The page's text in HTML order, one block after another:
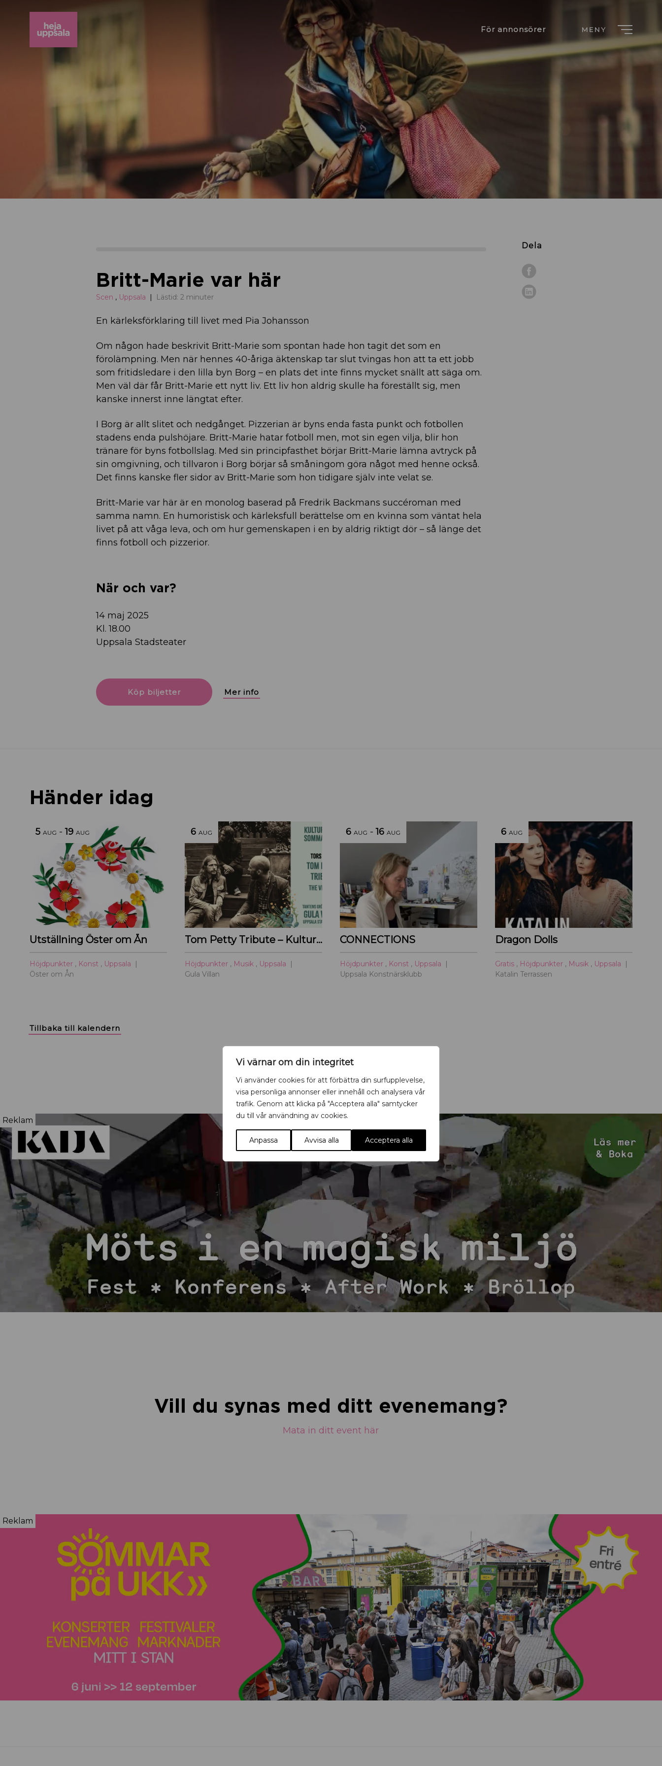
Vi värnar om din integritet
Vi använder cookies för att förbättra din surfupplevelse,
visa personliga annonser eller innehåll och analysera vår
trafik. Genom att klicka på "Acceptera alla" samtycker
du till vår användning av cookies.
Anpassa Avvisa alla Acceptera alla
För annonsörer MENY
Dela
Britt-Marie var här
Scen , Uppsala Lästid: 2 minuter
En kärleksförklaring till livet med Pia Johansson
Om någon hade beskrivit Britt-Marie som spontan hade hon tagit det som en
förolämpning. Men när hennes 40-åriga äktenskap tar slut tvingas hon att ta ett jobb
som fritidsledare i den lilla byn Borg – en plats det inte finns mycket snällt att säga om.
Men väl där får Britt-Marie ett nytt liv. Ett liv hon aldrig skulle ha föreställt sig, men
kanske innerst inne längtat efter.
I Borg är allt slitet och nedgånget. Pizzerian är byns enda fasta punkt och fotbollen
stadens enda pulshöjare. Britt-Marie hatar fotboll men, mot sin egen vilja, blir hon
tränare för byns fotbollslag. Med sin principfasthet börjar Britt-Marie lämna avtryck på
sin omgivning, och tillvaron i Borg börjar så småningom göra något med henne också.
Det finns kanske fler sidor av Britt-Marie som hon tidigare själv inte velat se.
Britt-Marie var här är en monolog baserad på Fredrik Backmans succéroman med
samma namn. En humoristisk och kärleksfull berättelse om en kvinna som väntat hela
livet på att våga leva, och om hur gemenskapen i en by aldrig riktigt dör – så länge det
finns fotboll och pizzerior.
När och var?
14 maj 2025
Kl. 18.00
Uppsala Stadsteater
Köp biljetter Mer info
Händer idag
5 AUG -19 AUG
Utställning Öster om Ån
Höjdpunkter , Konst , Uppsala
Öster om Ån
6 AUG
Tom Petty Tribute – Kulturoasens sommarscen 2026
Höjdpunkter , Musik , Uppsala
Gula Villan
6 AUG -16 AUG
CONNECTIONS
Höjdpunkter , Konst , Uppsala
Uppsala Konstnärsklubb
6 AUG
Dragon Dolls
Gratis , Höjdpunkter , Musik , Uppsala
Katalin Terrassen
Tillbaka till kalendern
Reklam
Vill du synas med ditt evenemang?
Mata in ditt event här
Reklam